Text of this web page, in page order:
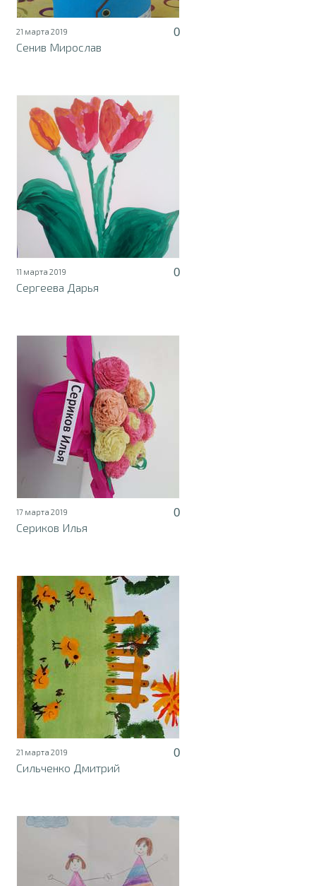
21 марта 2019
0
Сенив Мирослав
11 марта 2019
0
Сергеева Дарья
17 марта 2019
0
Сериков Илья
21 марта 2019
0
Сильченко Дмитрий